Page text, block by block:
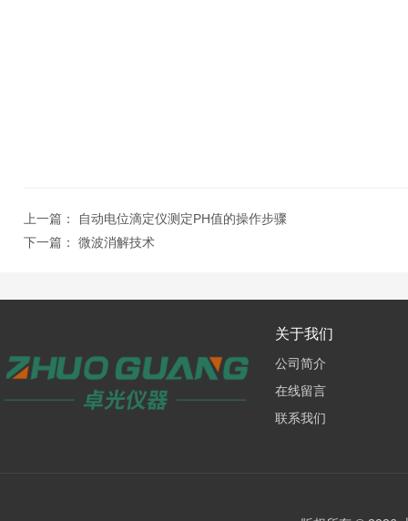
上一篇：
自动电位滴定仪测定PH值的操作步骤
下一篇： 微波消解技术
关于我们
公司简介
在线留言
联系我们